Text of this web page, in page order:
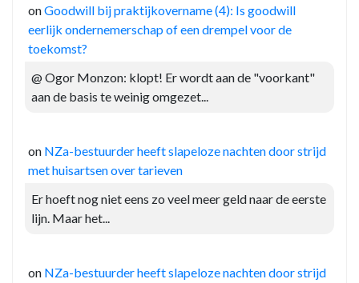
onGoodwill bij praktijkovername (4): Is goodwill
eerlijk ondernemerschap of een drempel voor de
toekomst?
@ Ogor Monzon: klopt! Er wordt aan de "voorkant"
aan de basis te weinig omgezet...
on NZa-bestuurder heeft slapeloze nachten door strijd
met huisartsen over tarieven
Er hoeft nog niet eens zo veel meer geld naar de eerste
lijn. Maar het...
on NZa-bestuurder heeft slapeloze nachten door strijd